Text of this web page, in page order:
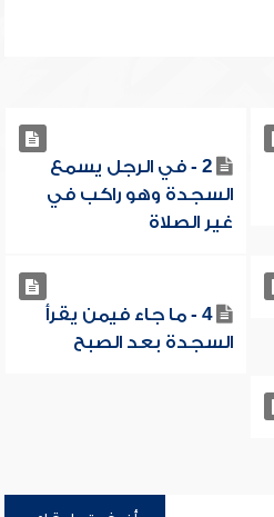
2 - في الرجل يسمع
السجدة وهو راكب في
غير الصلاة
4 - ما جاء فيمن يقرأ
السجدة بعد الصبح